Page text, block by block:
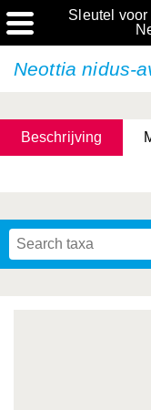
Sleutel
Neottia nidus-
Beschrijving